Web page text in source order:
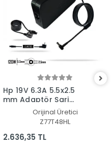
Hp 19V 6.3A 5.5x2.5
mm Adaptör Şarj
Aleti-CihazıOrijinal Üretici
Z77T48HL
2.636,35 TL